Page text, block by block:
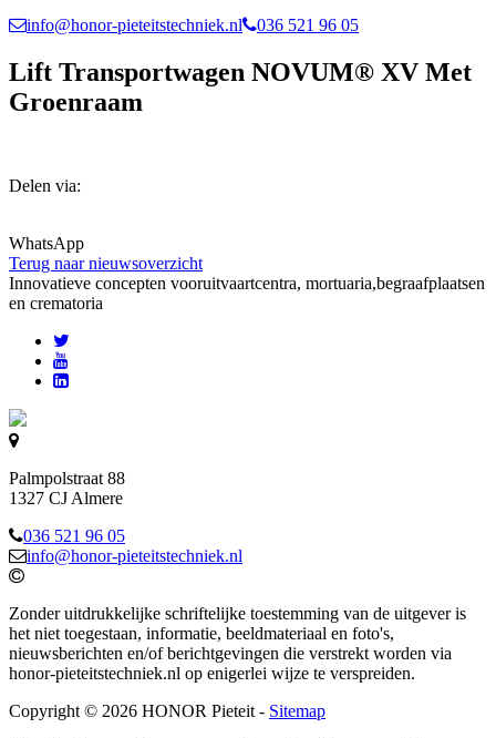
info@honor-pieteitstechniek.nl 036 521 96 05
Lift Transportwagen NOVUM® XV Met
Groenraam
Delen via:
WhatsApp
Terug naar nieuwsoverzicht
Innovatieve concepten vooruitvaartcentra, mortuaria,begraafplaatsen
en crematoria
Palmpolstraat 88
1327 CJ Almere
036 521 96 05
info@honor-pieteitstechniek.nl
Zonder uitdrukkelijke schriftelijke toestemming van de uitgever is
het niet toegestaan, informatie, beeldmateriaal en foto's,
nieuwsberichten en/of berichtgevingen die verstrekt worden via
honor-pieteitstechniek.nl op enigerlei wijze te verspreiden.
Copyright © 2026 HONOR Pieteit - Sitemap